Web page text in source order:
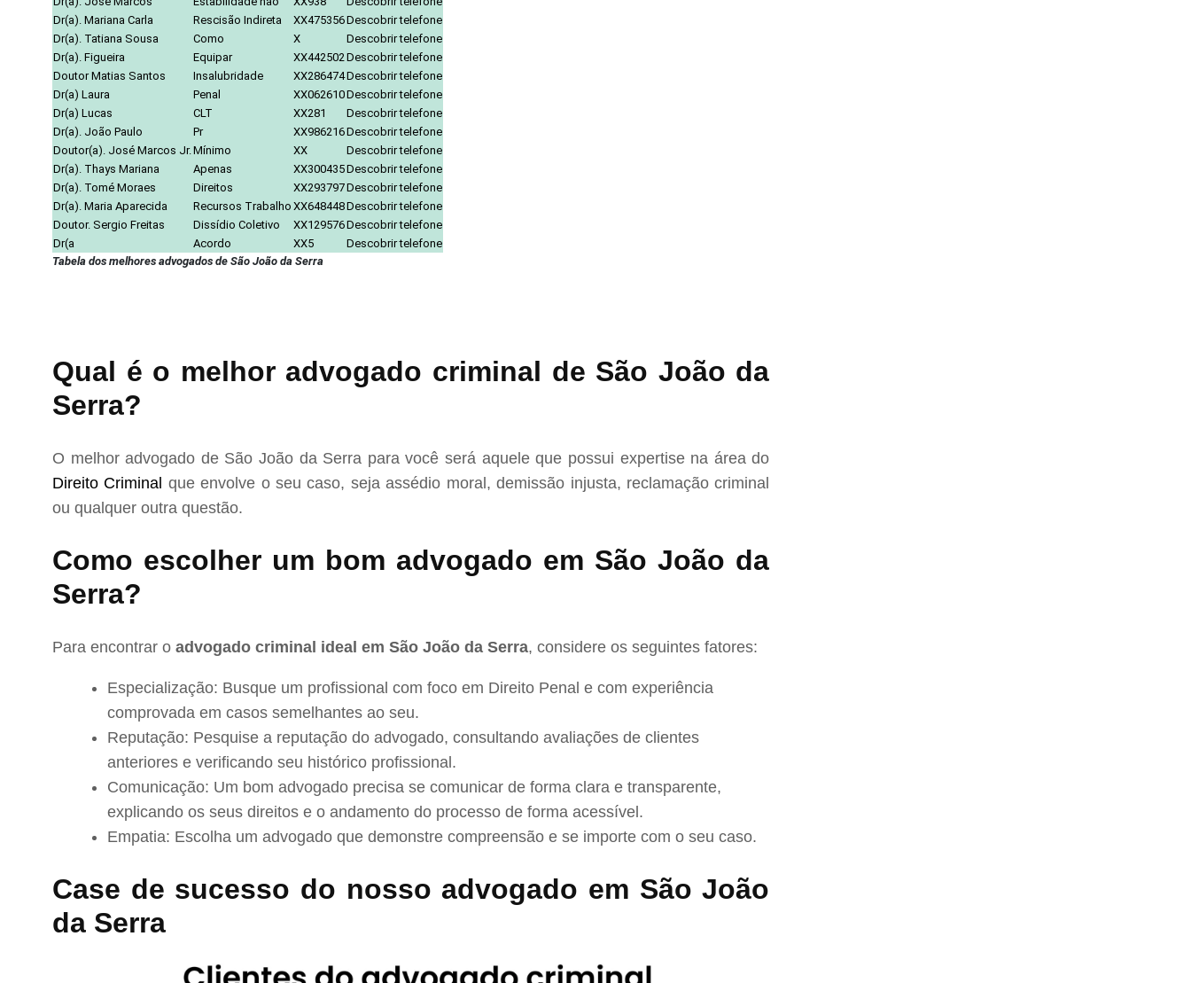
Dr(a). Mariana Carla
Rescisão Indireta XX475356Descobrir telefone
Dr(a). Tatiana Sousa
Como X
Descobrir telefone
Dr(a). Figueira
Equipar XX442502 Descobrir telefone
Doutor Matias Santos
Insalubridade XX286474Descobrir telefone
Dr(a) Laura
Penal XX062610Descobrir telefone
Dr(a) Lucas
CLT XX281
Descobrir telefone
Dr(a). João Paulo
Pr XX986216Descobrir telefone
Doutor(a). José Marcos Jr. Mínimo XX
Descobrir telefone
Dr(a). Thays Mariana
Apenas XX300435Descobrir telefone
Dr(a). Tomé Moraes
Direitos XX293797Descobrir telefone
Dr(a). Maria Aparecida
Recursos Trabalho XX648448Descobrir telefone
Doutor. Sergio Freitas
Dissídio Coletivo XX129576Descobrir telefone
Dr(a
Acordo XX5
Descobrir telefone
Tabela dos melhores advogados de São João da Serra
Qual é o melhor advogado criminal de São João da
Serra?
O melhor advogado de São João da Serra para você será aquele que possui expertise na área do
Direito Criminal que envolve o seu caso, seja assédio moral, demissão injusta, reclamação criminal
ou qualquer outra questão.
Como escolher um bom advogado em São João da
Serra?
Para encontrar o advogado criminal ideal em São João da Serra, considere os seguintes fatores:
Especialização: Busque um profissional com foco em Direito Penal e com experiência
comprovada em casos semelhantes ao seu.
Reputação: Pesquise a reputação do advogado, consultando avaliações de clientes
anteriores e verificando seu histórico profissional.
Comunicação: Um bom advogado precisa se comunicar de forma clara e transparente,
explicando os seus direitos e o andamento do processo de forma acessível.
Empatia: Escolha um advogado que demonstre compreensão e se importe com o seu caso.
Case de sucesso do nosso advogado em São João
da Serra